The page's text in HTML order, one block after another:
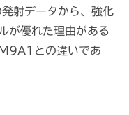
射データから、強化
が優れた理由がある
との違いであ